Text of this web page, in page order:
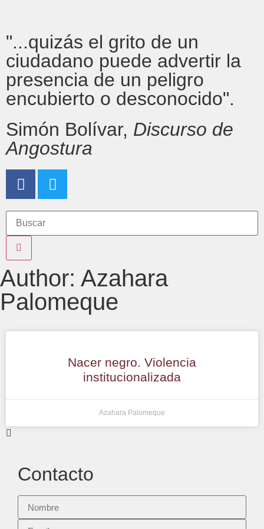
"...quizás el grito de un
ciudadano puede advertir la
presencia de un peligro
encubierto o desconocido".
Simón Bolívar, Discurso de
Angostura
Author: Azahara
Palomeque
Nacer negro. Violencia
institucionalizada
Azahara Palomeque
Contacto